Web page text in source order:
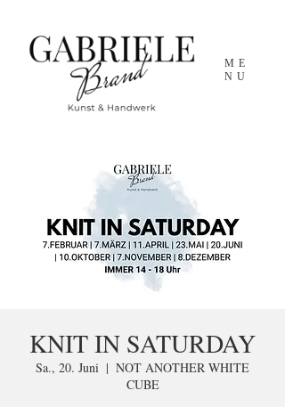
ME
NU
KNIT IN SATURDAY
Sa., 20. Juni
  |
NOT ANOTHER WHITE
CUBE